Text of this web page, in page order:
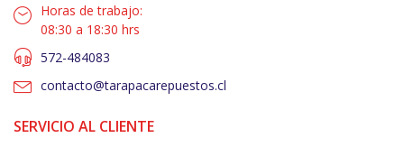
Horas de trabajo:
08:30 a 18:30 hrs
572-484083
contacto@tarapacarepuestos.cl
SERVICIO AL CLIENTE